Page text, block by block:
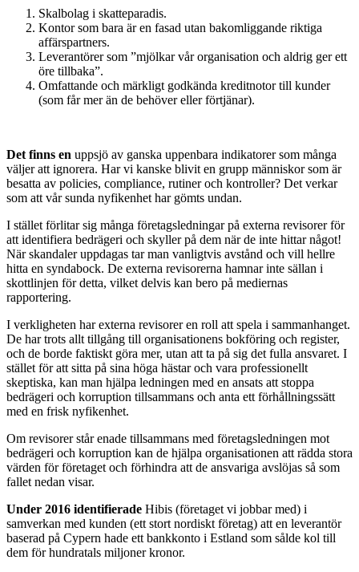
Skalbolag i skatteparadis.
Kontor som bara är en fasad utan bakomliggande riktiga
affärspartners.
Leverantörer som ”mjölkar vår organisation och aldrig ger ett
öre tillbaka”.
Omfattande och märkligt godkända kreditnotor till kunder
(som får mer än de behöver eller förtjänar).
Det finns en uppsjö av ganska uppenbara indikatorer som många
väljer att ignorera. Har vi kanske blivit en grupp människor som är
besatta av policies, compliance, rutiner och kontroller? Det verkar
som att vår sunda nyfikenhet har gömts undan.
I stället förlitar sig många företagsledningar på externa revisorer för
att identifiera bedrägeri och skyller på dem när de inte hittar något!
När skandaler uppdagas tar man vanligtvis avstånd och vill hellre
hitta en syndabock. De externa revisorerna hamnar inte sällan i
skottlinjen för detta, vilket delvis kan bero på mediernas
rapportering.
I verkligheten har externa revisorer en roll att spela i sammanhanget.
De har trots allt tillgång till organisationens bokföring och register,
och de borde faktiskt göra mer, utan att ta på sig det fulla ansvaret. I
stället för att sitta på sina höga hästar och vara professionellt
skeptiska, kan man hjälpa ledningen med en ansats att stoppa
bedrägeri och korruption tillsammans och anta ett förhållningssätt
med en frisk nyfikenhet.
Om revisorer står enade tillsammans med företagsledningen mot
bedrägeri och korruption kan de hjälpa organisationen att rädda stora
värden för företaget och förhindra att de ansvariga avslöjas så som
fallet nedan visar.
Under 2016 identifierade Hibis (företaget vi jobbar med) i
samverkan med kunden (ett stort nordiskt företag) att en leverantör
baserad på Cypern hade ett bankkonto i Estland som sålde kol till
dem för hundratals miljoner kronor.